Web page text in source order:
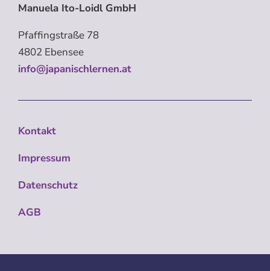
Manuela Ito-Loidl GmbH
Pfaffingstraße 78
4802 Ebensee
info@japanischlernen.at
Kontakt
Impressum
Datenschutz
AGB